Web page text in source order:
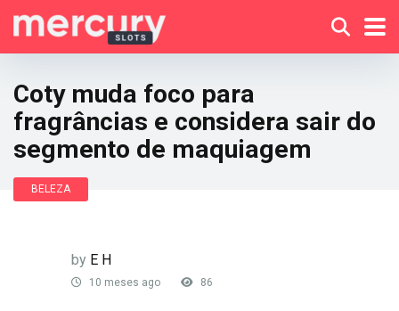
Coty muda foco para
fragrâncias e considera sair do
segmento de maquiagem
BELEZA
by E H
10 meses ago 86